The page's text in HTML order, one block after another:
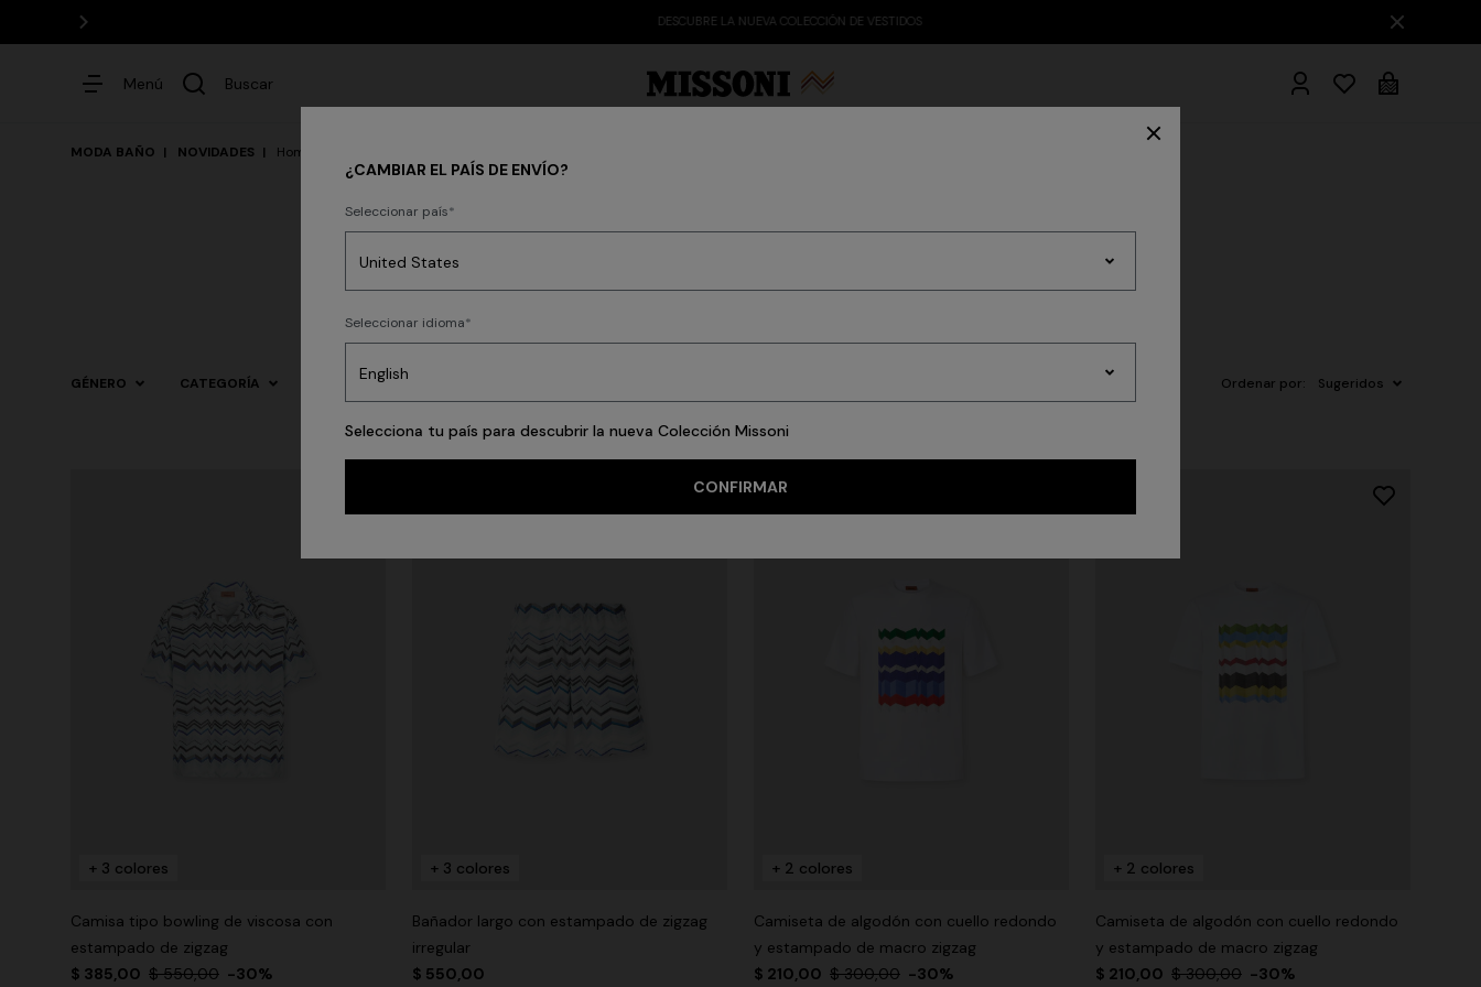
DESCUBRE LA NUEVA COLECCIÓN DE VESTIDOS
Menú Buscar
MODA BAÑO NOVIDADES Hombre
Hombre
GÉNERO CATEGORÍA Ordenar por: Sugeridos
34 resultados
+ 3 colores
Camisa tipo bowling de viscosa con
estampado de zigzag
$ 385,00 $ 550,00 -30%
+ 3 colores
Bañador largo con estampado de zigzag
irregular
$ 550,00
+ 2 colores
Camiseta de algodón con cuello redondo
y estampado de macro zigzag
$ 210,00 $ 300,00 -30%
+ 2 colores
Camiseta de algodón con cuello redondo
y estampado de macro zigzag
$ 210,00 $ 300,00 -30%
¿CAMBIAR EL PAÍS DE ENVÍO?
Seleccionar país
Seleccionar idioma
Selecciona tu país para descubrir la nueva Colección Missoni
CONFIRMAR
Vestidos Party Edit Albornoces